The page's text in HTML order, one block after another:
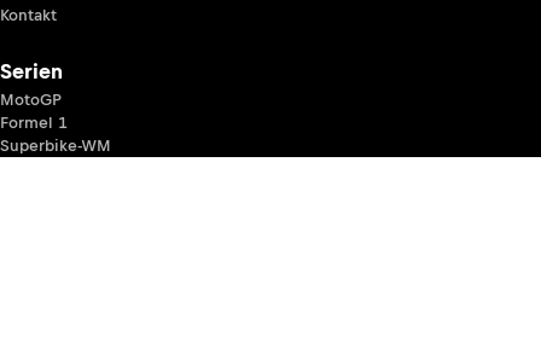
Kontakt
Serien
MotoGP
Formel 1
Superbike-WM